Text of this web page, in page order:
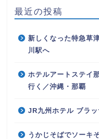
最近の投稿
新しくなった特急草
川駅へ
ホテルアートステイ
行く／沖縄・那覇
JR九州ホテル ブラ
うかじそばでソーキ